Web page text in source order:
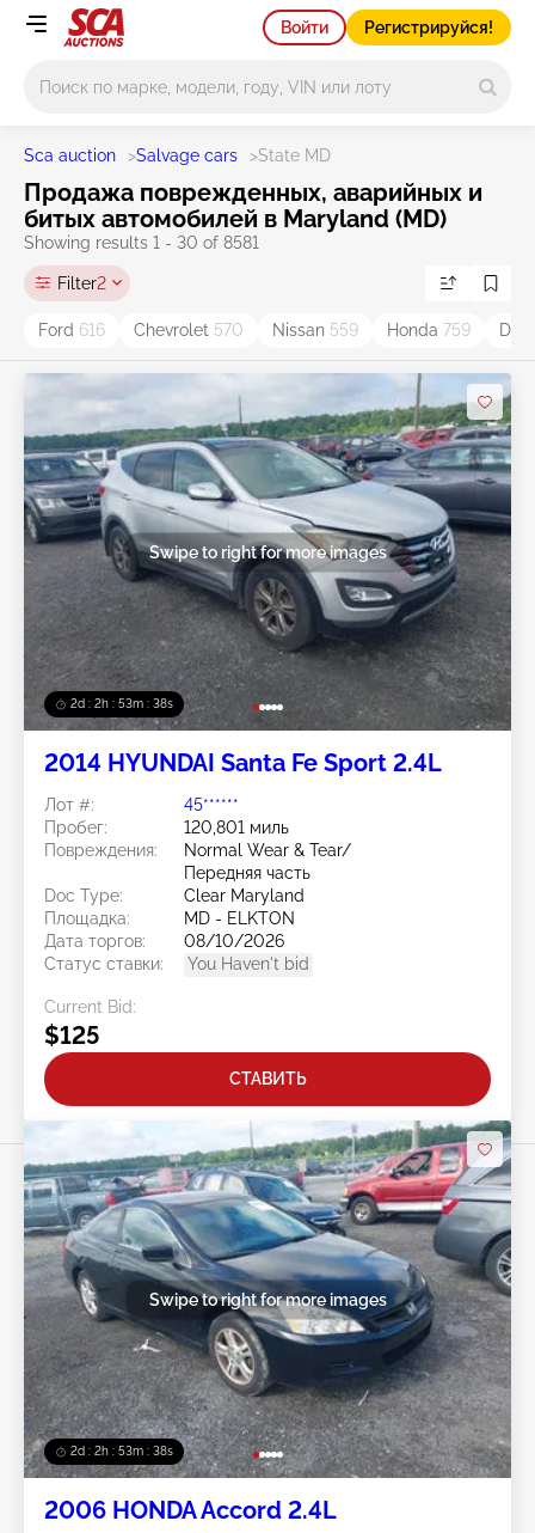
Войти Регистрируйся!
Sca auction >Salvage cars >State MD
Продажа поврежденных, аварийных и
битых автомобилей в Maryland (MD)
Showing results 1 - 30 of 8581
Filter2
Ford 616 Chevrolet 570 Nissan 559 Honda 759
2d : 2h : 53m : 35s
Swipe to right for more images
2014 HYUNDAI Santa Fe Sport 2.4L
Лот #:
45******
Пробег:
120,801 миль
Повреждения:
Normal Wear & Tear/
Передняя часть
Doc Type:
Clear Maryland
Площадка:
MD - ELKTON
Дата торгов:
08/10/2026
Статус ставки:
You Haven't bid
Current Bid:
$125
СТАВИТЬ
2d : 2h : 53m : 35s
Swipe to right for more images
2006 HONDA Accord 2.4L